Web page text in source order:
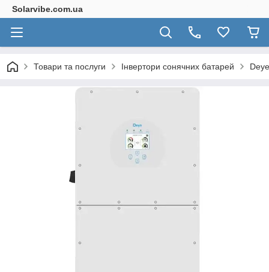
Solarvibe.com.ua
Товари та послуги Інвертори сонячних батарей Deye